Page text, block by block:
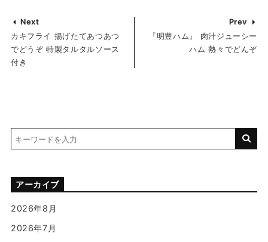
Next
カキフライ 揚げたてあつあつ
でどうぞ 特製タルタルソース
付き
Prev
『明豊ハム』 肉汁ジューシー
ハム 熱々でどんぞ
アーカイブ
2026年8月
2026年7月